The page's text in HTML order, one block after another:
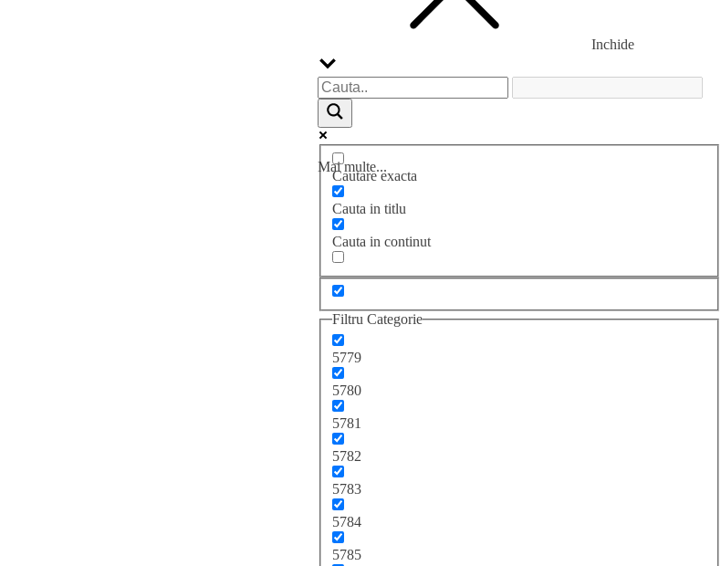
Inchide
Mai multe...
Cautare exacta
Cauta in titlu
Cauta in continut
Filtru Categorie
5779
5780
5781
5782
5783
5784
5785